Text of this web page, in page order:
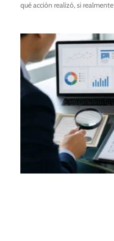
qué acción realizó, si realmente